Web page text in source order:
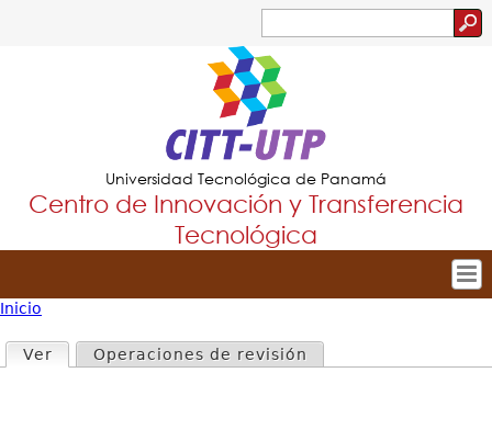
Jump to navigation
de
búsqueda
Universidad Tecnológica de Panamá
Centro de Innovación y Transferencia
Tecnológica
Tropical
Menu
Nuestro Centro
Usted
Inicio
Solapas
Ver (solapa activa)
Operaciones de revisión